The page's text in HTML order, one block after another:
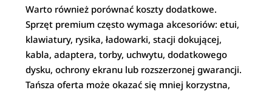
Warto również porównać koszty dodatkowe.
Sprzęt premium często wymaga akcesoriów: etui,
klawiatury, rysika, ładowarki, stacji dokującej,
kabla, adaptera, torby, uchwytu, dodatkowego
dysku, ochrony ekranu lub rozszerzonej gwarancji.
Tańsza oferta może okazać się mniej korzystna,